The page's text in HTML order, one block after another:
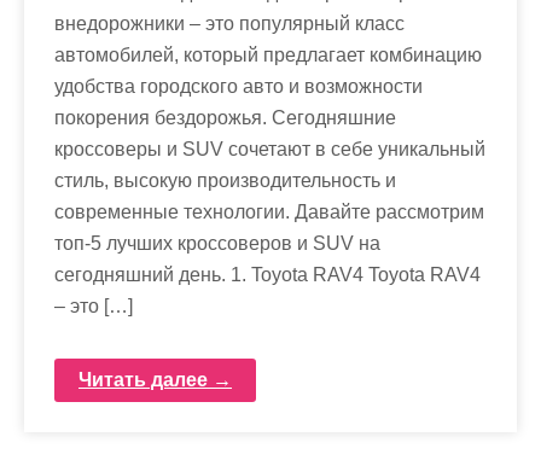
внедорожники – это популярный класс
автомобилей, который предлагает комбинацию
удобства городского авто и возможности
покорения бездорожья. Сегодняшние
кроссоверы и SUV сочетают в себе уникальный
стиль, высокую производительность и
современные технологии. Давайте рассмотрим
топ-5 лучших кроссоверов и SUV на
сегодняшний день. 1. Toyota RAV4 Toyota RAV4
– это […]
Читать далее →